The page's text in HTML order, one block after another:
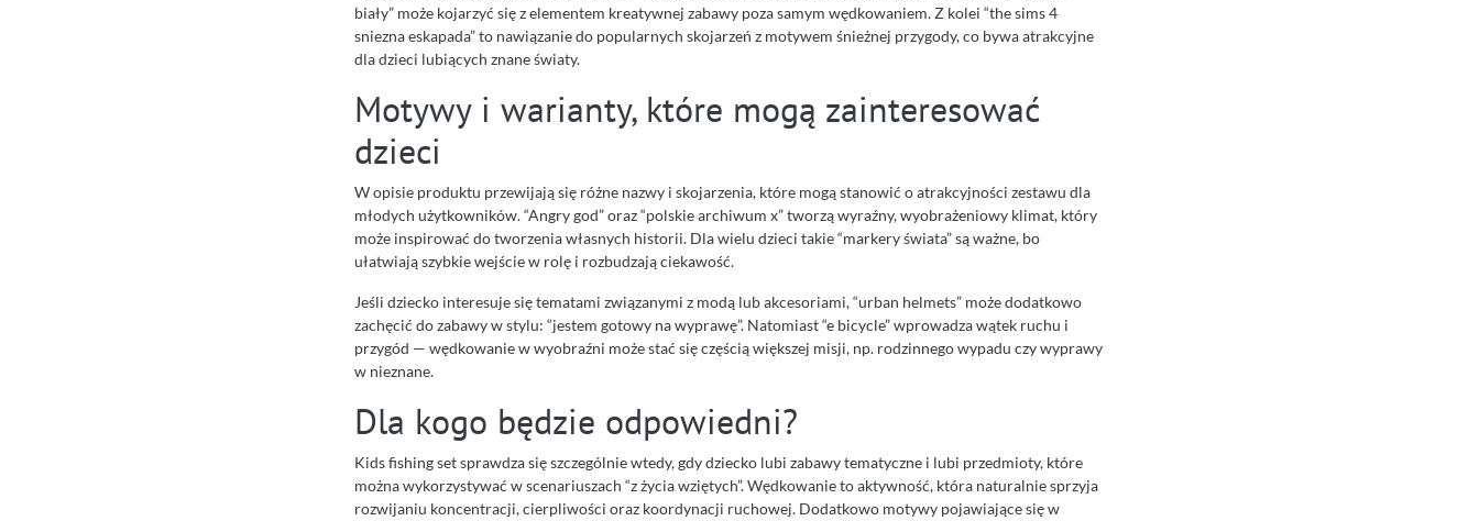
biały” może kojarzyć się z elementem kreatywnej zabawy poza samym wędkowaniem. Z kolei “the sims 4
sniezna eskapada” to nawiązanie do popularnych skojarzeń z motywem śnieżnej przygody, co bywa atrakcyjne
dla dzieci lubiących znane światy.
Motywy i warianty, które mogą zainteresować
dzieci
W opisie produktu przewijają się różne nazwy i skojarzenia, które mogą stanowić o atrakcyjności zestawu dla
młodych użytkowników. “Angry god” oraz “polskie archiwum x” tworzą wyraźny, wyobrażeniowy klimat, który
może inspirować do tworzenia własnych historii. Dla wielu dzieci takie “markery świata” są ważne, bo
ułatwiają szybkie wejście w rolę i rozbudzają ciekawość.
Jeśli dziecko interesuje się tematami związanymi z modą lub akcesoriami, “urban helmets” może dodatkowo
zachęcić do zabawy w stylu: “jestem gotowy na wyprawę”. Natomiast “e bicycle” wprowadza wątek ruchu i
przygód — wędkowanie w wyobraźni może stać się częścią większej misji, np. rodzinnego wypadu czy wyprawy
w nieznane.
Dla kogo będzie odpowiedni?
Kids fishing set sprawdza się szczególnie wtedy, gdy dziecko lubi zabawy tematyczne i lubi przedmioty, które
można wykorzystywać w scenariuszach “z życia wziętych”. Wędkowanie to aktywność, która naturalnie sprzyja
rozwijaniu koncentracji, cierpliwości oraz koordynacji ruchowej. Dodatkowo motywy pojawiające się w